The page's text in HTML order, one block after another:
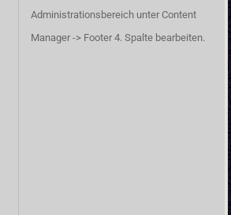
Administrationsbereich unter Content
Manager -> Footer 4. Spalte bearbeiten.